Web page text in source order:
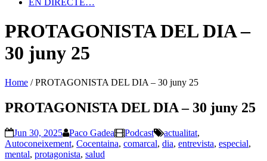
EN DIRECTE…
PROTAGONISTA DEL DIA –
30 juny 25
Home /PROTAGONISTA DEL DIA – 30 juny 25
PROTAGONISTA DEL DIA – 30 juny 25
Jun 30, 2025 Paco Gadea Podcast actualitat,
Autoconeixement, Cocentaina, comarcal, dia, entrevista, especial,
mental, protagonista, salud